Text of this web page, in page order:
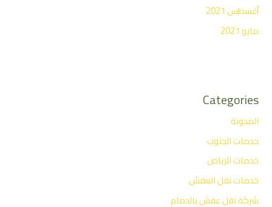
أغسطس 2021
مايو 2021
Categories
المدونة
خدمات الجنوب
خدمات الرياض
خدمات نقل العفش
شركة نقل عفش بالدمام